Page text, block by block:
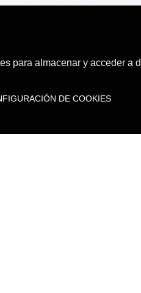
para almacenar y acceder
DE COOKIES